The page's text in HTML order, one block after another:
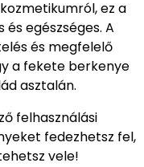
ez a
egészséges. A
és megfelelő
a fekete berkenye
asztalán.
felhasználási
fedezhetsz fel,
vele!